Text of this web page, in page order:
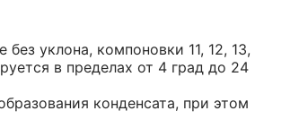
уклона, компоновки 11, 12, 13,
в пределах от 4 град до 24
конденсата, при этом